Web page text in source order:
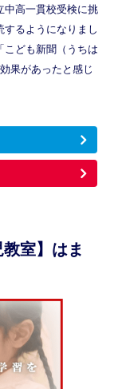
中高一貫校受検に挑
るようになりまし
こども新聞（うちは
果があったと感じ
室】はま